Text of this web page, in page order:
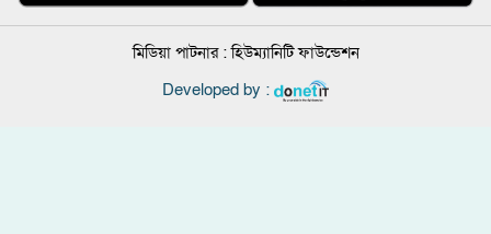
মিডিয়া পাটনার :হিউম্যানিটি ফাউন্ডেশন
Developed by :